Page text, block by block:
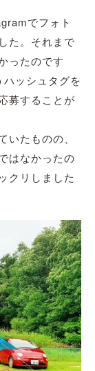
でフォト
た。それまで
ったのです
ッシュタグを
募することが
たものの、
はなかったの
クリしました